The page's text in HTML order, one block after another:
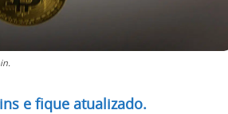
e fique atualizado.